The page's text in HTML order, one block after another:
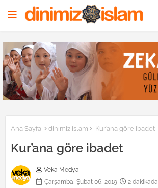
Ana Sayfa dinimiz islam Kur’ana göre ibadet
Kur’ana göre ibadet
Veka Medya
Çarşamba, Şubat 06, 2019
2 dakikada